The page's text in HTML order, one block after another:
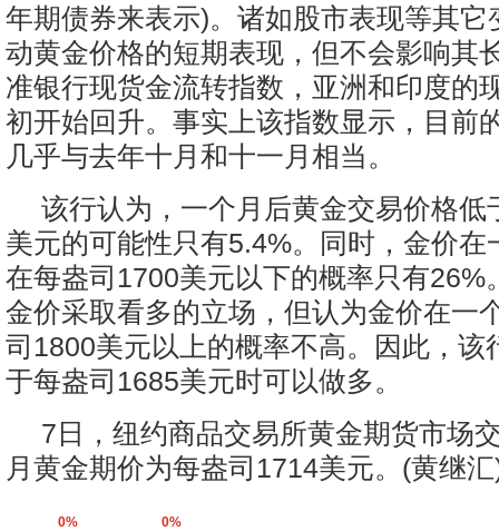
年期债券来表示)。诸如股市表现等其它
动黄金价格的短期表现，但不会影响其
准银行现货金流转指数，亚洲和印度的
初开始回升。事实上该指数显示，目前
几乎与去年十月和十一月相当。
该行认为，一个月后黄金交易价格低
美元的可能性只有5.4%。同时，金价在
在每盎司1700美元以下的概率只有26%
金价采取看多的立场，但认为金价在一
司1800美元以上的概率不高。因此，该
于每盎司1685美元时可以做多。
7日，纽约商品交易所黄金期货市场
月黄金期价为每盎司1714美元。(黄继
0% 0%